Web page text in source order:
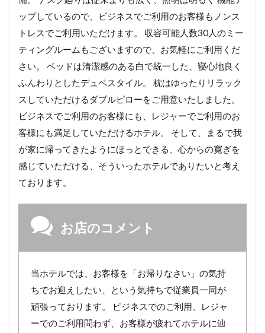
ップしているので、ビジネスでご利用のお客様もノンス
トレスでご利用いただけます。 収容可能人数30人のミー
ティングルームもございますので、お気軽にご利用くだ
さい。 ベッドは清潔感のある白で統一した、寝心地良く
ふんわりとしたデュベスタイル。 枕はゆったりリラック
スしていただけるダブルピローをご用意いたしました。
ビジネスでご利用のお客様にも、レジャーでご利用のお
客様にも満足していただけるホテル。 そして、まるで我
が家に帰ってきたようにほっとできる、心からの寛ぎを
感じていただける、そういったホテルでありたいと考え
ております。
お店のコメント
当ホテルでは、お客様を「お帰りなさい」の気持
ちでお迎えしたい、という気持ちで従業員一同が
頑張っております。 ビジネスでのご利用、レジャ
ーでのご利用問わず、お客様が疲れてホテルに辿